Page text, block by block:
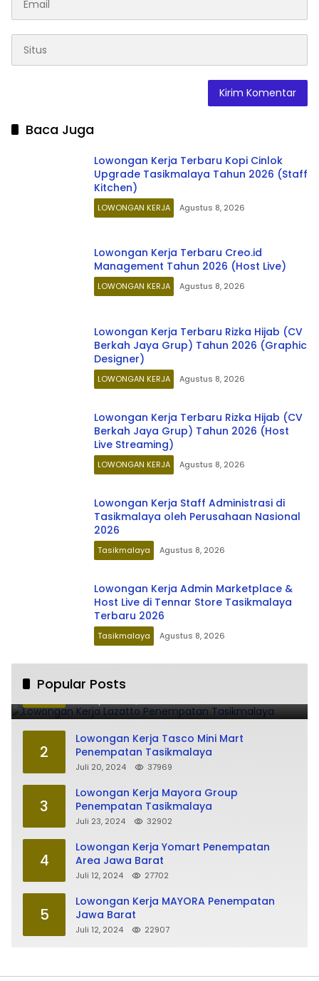
Baca Juga
Lowongan Kerja Terbaru Kopi Cinlok
Upgrade Tasikmalaya Tahun 2026 (Staff
Kitchen)
LOWONGAN KERJA Agustus 8, 2026
Lowongan Kerja Terbaru Creo.id
Management Tahun 2026 (Host Live)
LOWONGAN KERJA Agustus 8, 2026
Lowongan Kerja Terbaru Rizka Hijab (CV
Berkah Jaya Grup) Tahun 2026 (Graphic
Designer)
LOWONGAN KERJA Agustus 8, 2026
Lowongan Kerja Terbaru Rizka Hijab (CV
Berkah Jaya Grup) Tahun 2026 (Host
Live Streaming)
LOWONGAN KERJA Agustus 8, 2026
Lowongan Kerja Staff Administrasi di
Tasikmalaya oleh Perusahaan Nasional
2026
Tasikmalaya Agustus 8, 2026
Lowongan Kerja Admin Marketplace &
Host Live di Tennar Store Tasikmalaya
Terbaru 2026
Tasikmalaya Agustus 8, 2026
Popular Posts
1
Tasikmalaya
2
Lowongan Kerja Tasco Mini Mart
Penempatan Tasikmalaya
Juli 20, 2024 37969
3
Lowongan Kerja Mayora Group
Penempatan Tasikmalaya
Juli 23, 2024 32902
4
Lowongan Kerja Yomart Penempatan
Area Jawa Barat
Juli 12, 2024 27702
5
Lowongan Kerja MAYORA Penempatan
Jawa Barat
Juli 12, 2024 22907